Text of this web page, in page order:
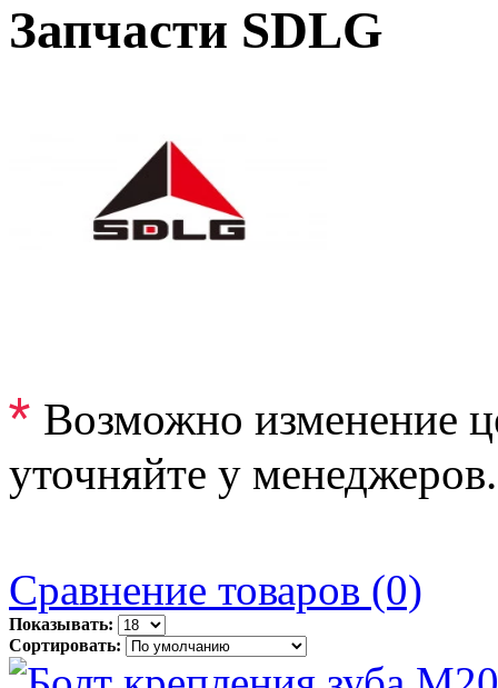
Запчасти SDLG
* Возможно изменение
уточняйте у менеджеров.
Сравнение товаров (0)
Показывать:
Сортировать: